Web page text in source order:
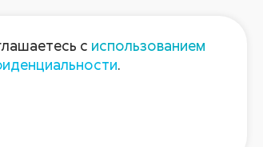
центр Контакты
с использованием
.